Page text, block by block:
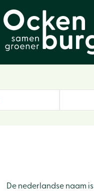
De nederlandse naam is